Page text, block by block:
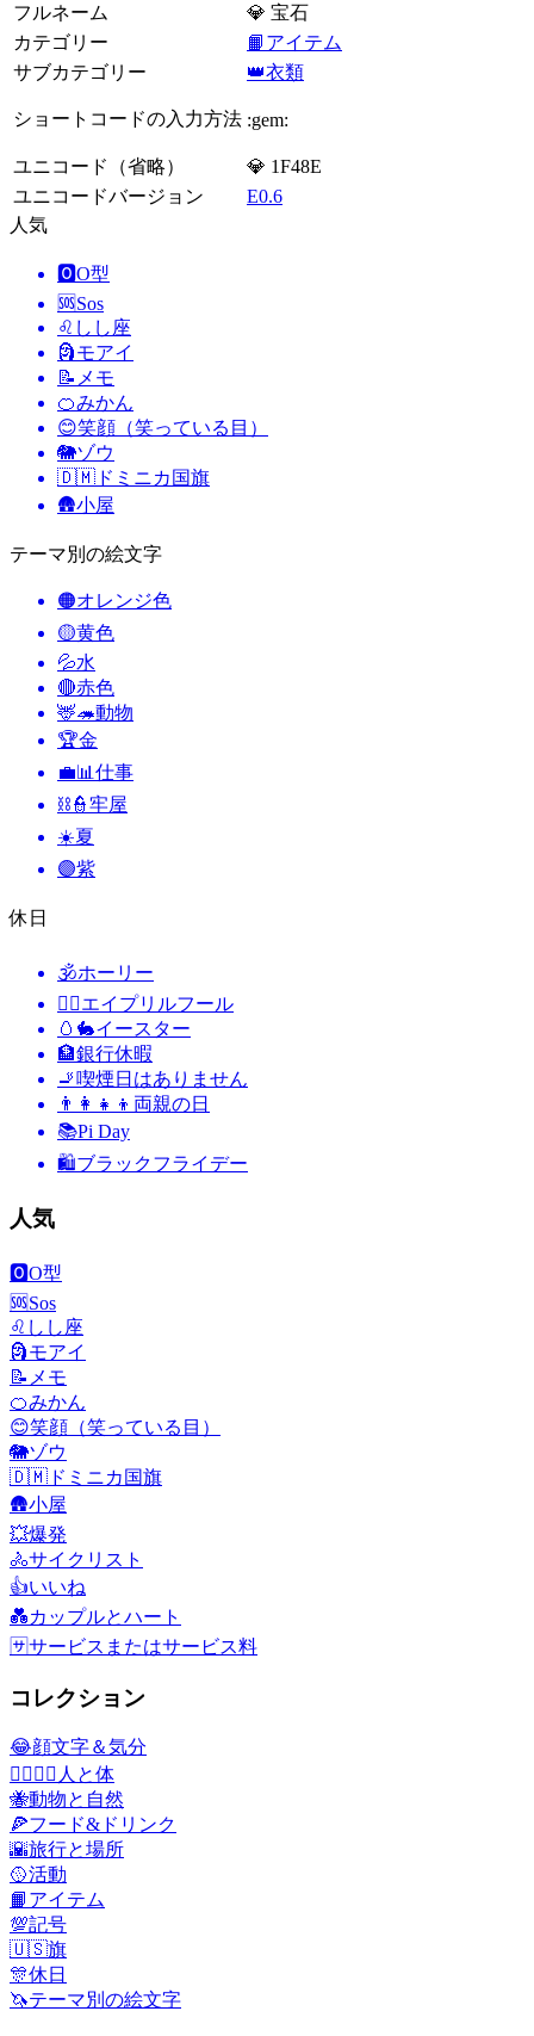
フルネーム
💎 宝石
カテゴリー
📙アイテム
サブカテゴリー
👑衣類
ショートコードの入力方法 :gem:
ユニコード（省略）
💎 1F48E
ユニコードバージョン
E0.6
人気
🅾️O型
🆘Sos
♌ しし座
🗿モアイ
📝 メモ
🍊みかん
😊笑顔（笑っている目）
🐘ゾウ
🇩🇲 ドミニカ国旗
🛖小屋
テーマ別の絵文字
🟠オレンジ色
🟡黄色
💦水
🔴赤色
🦌🦔動物
🏆金
💼📊 仕事
⛓️👮牢屋
☀️夏
🟣紫
休日
🕉ホーリー
🙆‍♂️エイプリルフール
🥚🐇イースター
🏦銀行休暇
🚬 喫煙日はありません
👨‍👩‍👧‍👦 両親の日
📚Pi Day
🛍ブラックフライデー
人気
🅾️O型
🆘Sos
♌ しし座
🗿モアイ
📝 メモ
🍊みかん
😊笑顔（笑っている目）
🐘ゾウ
🇩🇲 ドミニカ国旗
🛖小屋
💥爆発
🚴サイクリスト
👍いいね
💑カップルとハート
🈂️サービスまたはサービス料
コレクション
😂顔文字＆気分
👩‍❤️‍💋‍👨 人と体
🐝動物と自然
🍕フード&ドリンク
🌇旅行と場所
🥎活動
📙 アイテム
💯記号
🇺🇸旗
🎊休日
🦄テーマ別の絵文字